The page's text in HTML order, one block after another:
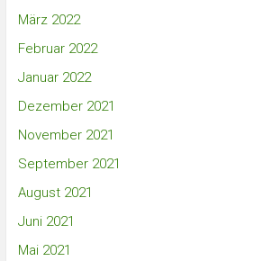
März 2022
Februar 2022
Januar 2022
Dezember 2021
November 2021
September 2021
August 2021
Juni 2021
Mai 2021